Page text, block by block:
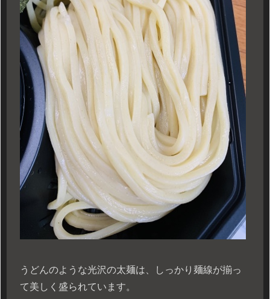
うどんのような光沢の太麺は、しっかり麺線が揃っ
て美しく盛られています。